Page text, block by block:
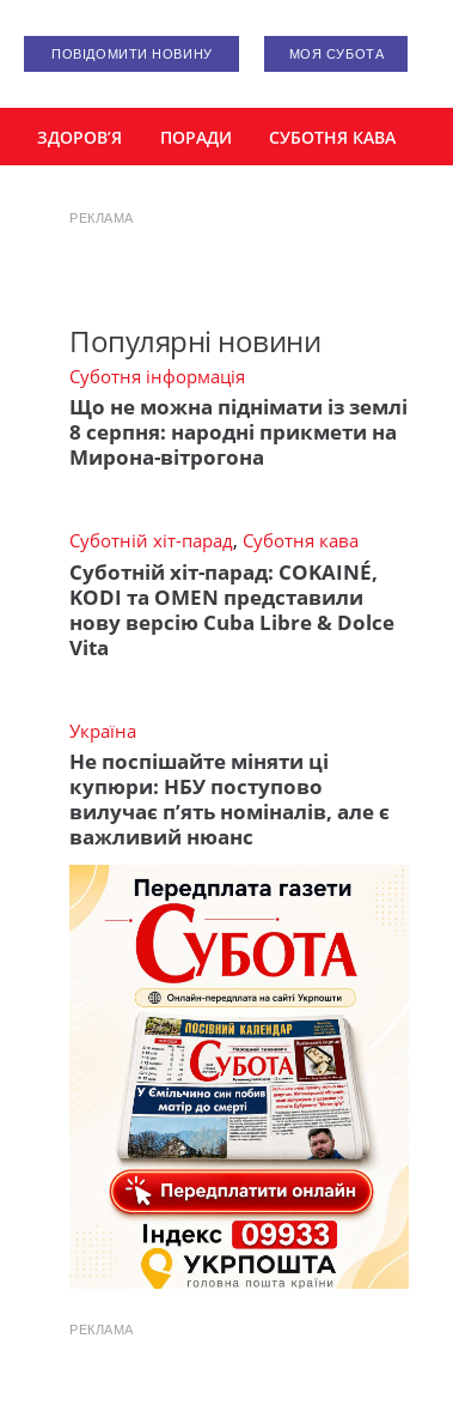
ПОВІДОМИТИ НОВИНУ МОЯ СУБОТА
ЗДОРОВ’Я ПОРАДИ СУБОТНЯ КАВА
РЕКЛАМА
Популярні новини
Суботня інформація
Що не можна піднімати із землі
8 серпня: народні прикмети на
Мирона-вітрогона
Суботній хіт-парад, Суботня кава
Суботній хіт-парад: COKAINÉ,
KODI та OMEN представили
нову версію Cuba Libre & Dolce
Vita
Україна
Не поспішайте міняти ці
купюри: НБУ поступово
вилучає п’ять номіналів, але є
важливий нюанс
РЕКЛАМА